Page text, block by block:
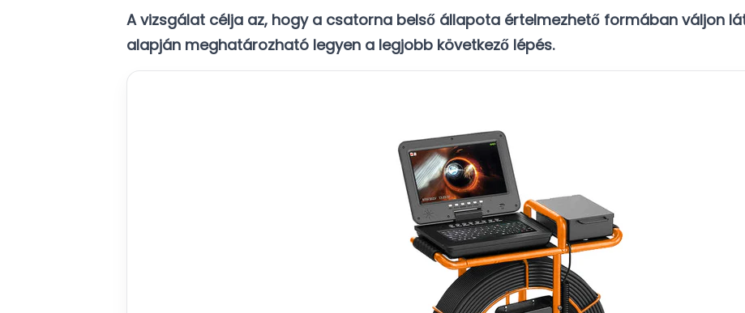
A vizsgálat célja az, hogy a csatorna belső állapota értelmezhető formában váljon
alapján meghatározható legyen a legjobb következő lépés.